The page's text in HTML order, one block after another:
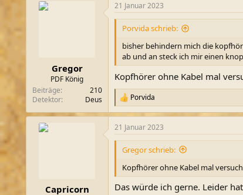
Gregor
PDF König
Beiträge
210
Detektor
Deus
21 Januar 2023
Porvida schrieb:
bisher behindern mich die
ab und an steck ich mir einen
Kopfhörer ohne Kabel mal
R
e
a
k
t
e
n
Porvida
Capricorn
21 Januar 2023
Gregor schrieb:
Kopfhörer ohne Kabel mal
Das würde ich gerne. Leider